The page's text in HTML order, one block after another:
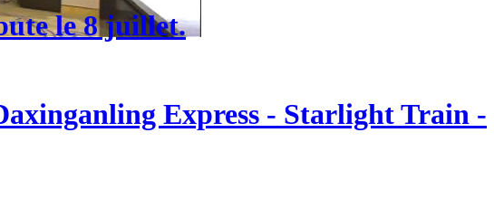
le 8 juillet.
Express - Starlight Train -